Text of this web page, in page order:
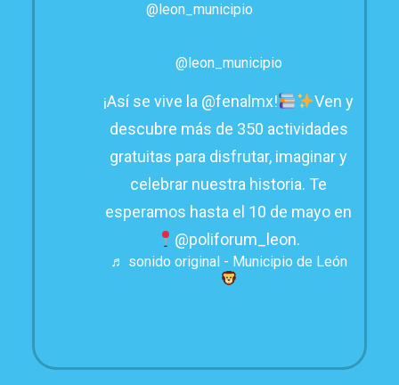
@leon_municipio
@leon_municipio
¡Así se vive la @fenalmx!
Ven y
descubre más de 350 actividades
gratuitas para disfrutar, imaginar y
celebrar nuestra historia. Te
esperamos hasta el 10 de mayo en
@poliforum_leon.
♬ sonido original - Municipio de León